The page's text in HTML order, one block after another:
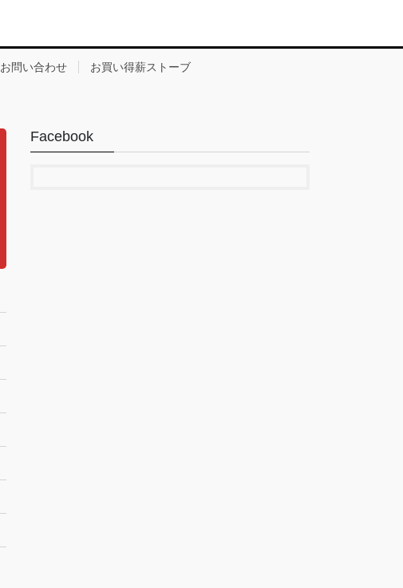
お問い合わせ
お買い得薪ストーブ
Facebook